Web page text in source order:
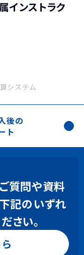
インストラク
システム
質問や資料
記のいずれ
さい。
後の
ト